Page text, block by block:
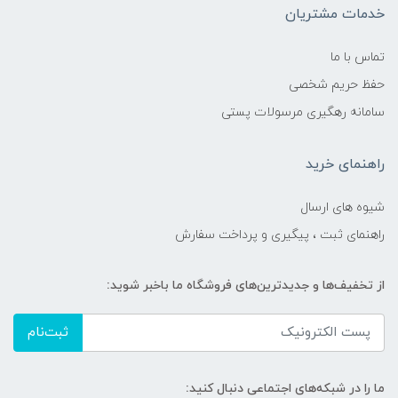
خدمات مشتریان
تماس با ما
حفظ حریم شخصی
سامانه رهگیری مرسولات پستی
راهنمای خرید
شیوه های ارسال
راهنمای ثبت ، پیگیری و پرداخت سفارش
از تخفیف‌ها و جدیدترین‌های فروشگاه ما باخبر شوید:
ثبت‌نام
ما را در شبکه‌های اجتماعی دنبال کنید: